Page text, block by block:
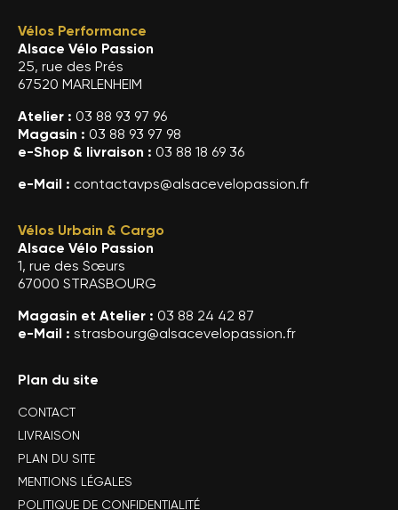
Vélos Performance
Alsace Vélo Passion
25, rue des Prés
67520 MARLENHEIM
Atelier : 03 88 93 97 96
Magasin : 03 88 93 97 98
e-Shop & livraison : 03 88 18 69 36
e-Mail : contactavps@alsacevelopassion.fr
Vélos Urbain & Cargo
Alsace Vélo Passion
1, rue des Sœurs
67000 STRASBOURG
Magasin et Atelier : 03 88 24 42 87
e-Mail : strasbourg@alsacevelopassion.fr
Plan du site
CONTACT
LIVRAISON
PLAN DU SITE
MENTIONS LÉGALES
POLITIQUE DE CONFIDENTIALITÉ